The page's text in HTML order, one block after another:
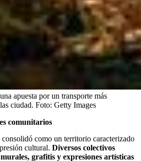
apuesta por un transporte más
ciudad. Foto: Getty Images
comunitarios
como un territorio caracterizado
cultural. Diversos colectivos
grafitis y expresiones artísticas